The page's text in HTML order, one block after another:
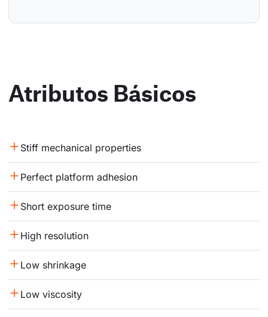
Atributos Básicos
Stiff mechanical properties
Perfect platform adhesion
Short exposure time
High resolution
Low shrinkage
Low viscosity